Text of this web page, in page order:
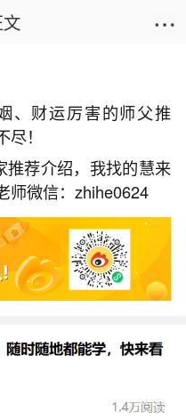
由来
3 2 赞
财运厉害的师父推
！
推荐介绍，我找的慧来
师微信：zhihe0624